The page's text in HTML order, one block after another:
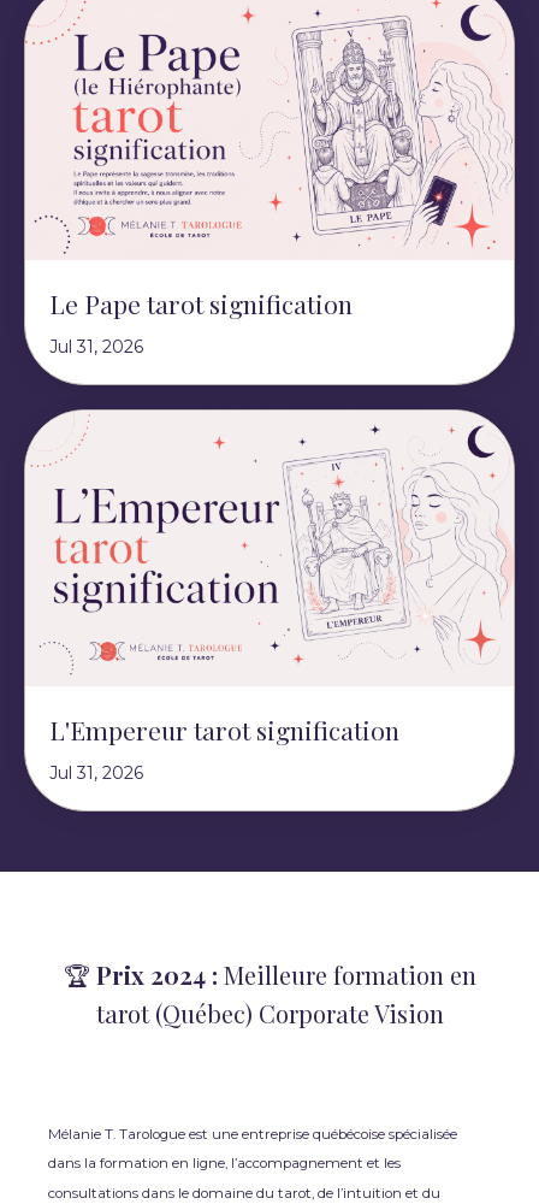
Le Pape tarot signification
Jul 31, 2026
L'Empereur tarot signification
Jul 31, 2026
🏆 Prix 2024 : Meilleure formation en
tarot (Québec) Corporate Vision
Mélanie T. Tarologue est une entreprise québécoise spécialisée
dans la formation en ligne, l’accompagnement et les
consultations dans le domaine du tarot, de l’intuition et du